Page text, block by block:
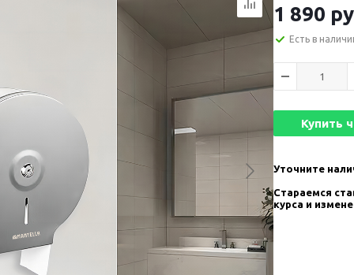
1 890
Есть в
Купить
Уточните
Стараемся
курса и